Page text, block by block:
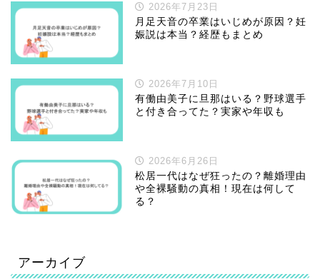
2026年7月23日
月足天音の卒業はいじめが原因？妊
娠説は本当？経歴もまとめ
2026年7月10日
有働由美子に旦那はいる？野球選手
と付き合ってた？実家や年収も
2026年6月26日
松居一代はなぜ狂ったの？離婚理由
や全裸騒動の真相！現在は何して
る？
アーカイブ